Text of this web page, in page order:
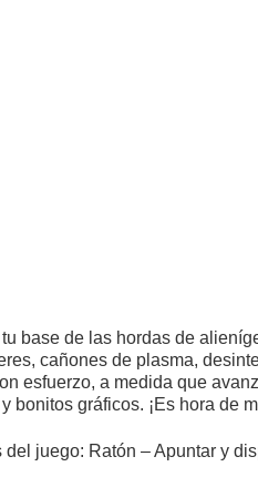
base de las hordas de
cañones de plasma,
esfuerzo, a medida que
bonitos gráficos. ¡Es hora de
del juego: Ratón – Apuntar y